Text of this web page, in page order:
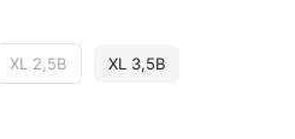
XL 2,5В XL 3,5В